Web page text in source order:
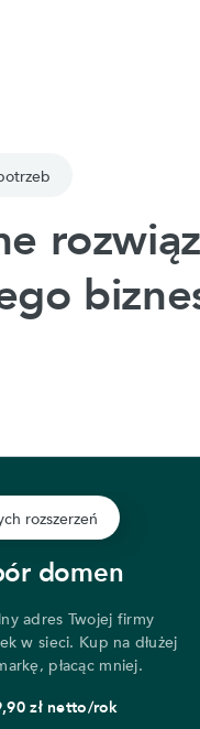
rozszerzeń
domen
adres Twojej firmy
w sieci. Kup na dłużej
płacąc mniej.
zł netto/rok